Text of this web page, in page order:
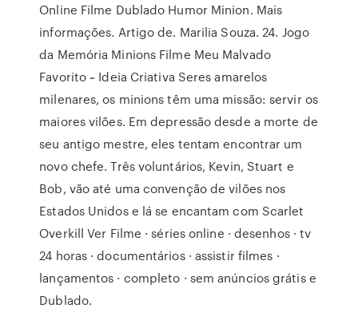
Online Filme Dublado Humor Minion. Mais
informações. Artigo de. Marilia Souza. 24. Jogo
da Memória Minions Filme Meu Malvado
Favorito ~ Ideia Criativa Seres amarelos
milenares, os minions têm uma missão: servir os
maiores vilões. Em depressão desde a morte de
seu antigo mestre, eles tentam encontrar um
novo chefe. Três voluntários, Kevin, Stuart e
Bob, vão até uma convenção de vilões nos
Estados Unidos e lá se encantam com Scarlet
Overkill Ver Filme · séries online · desenhos · tv
24 horas · documentários · assistir filmes ·
lançamentos · completo · sem anúncios grátis e
Dublado.